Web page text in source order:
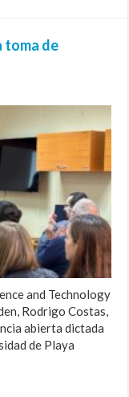
toma de
and Technology
Rodrigo Costas,
abierta dictada
de Playa